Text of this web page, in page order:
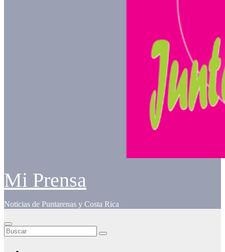
Mi Prensa
Noticias de Puntarenas y Costa Rica